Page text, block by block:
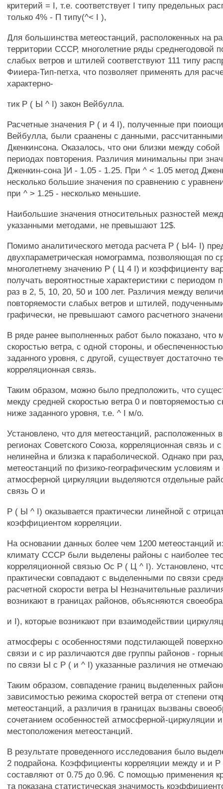
критерий = I, т.е. соответствует I типу предельных
только 4% - П типу(^< I ),
Для большинства метеостанций, располокенных на
территории СССР, многолетние ряды среднегодовой
слабых ветров и штилей соответствуют 111 типу
Фииера-Тип-петха, что позволяет применять для
характерно-
тик Р ( Ы ^ I) закон Вейбулла.
Расчетные значения Р ( и 4 I), полученные при
Вейбулла, были сраанены с данными,
Дкенкинсона. Оказалось, что они близки между собой
периодах повторения. Различия минимальны при
Дженкин-сона ]И - 1.05 - 1.25. При ^ < 1.05 метод
несколько большие значения по сравнению с
при ^ > 1.25 - несколько меньшие.
Наибольшие значения относительных разностей
указанными методами, не превышают 12$.
Помимо аналитического метода расчета Р ( Ы4- I)
двухпараметрическая номограмма, позволяющая по
многолетнему значению Р ( Ц 4 I) и коэффициенту
получать вероятностные характеристики с периодом
раз в 2, 5, 10, 20, 50 и 100 лет. Различия между
повторяемости слабых ветров и штилей,
графически, не превышают самого расчетного
В ряде ранее выполненных работ было показано, что
скоростью ветра, с одной стороны, и
заданного уровня, с другой, существует достаточно
корреляционная связь.
Таким образом, можно было предположить, что
мекду средней скоростью ветра 0 и повторяемостью
ниже заданного уровня, т.е. ^ I м/о.
Установлено, что для метеостанций, расположенных
регионах Советского Союза, корреляционная связь и
нелинейна и близка к параболической. Однако при
метеостанций по физико-географическим условиям и
атмосферной циркуляции выделяются отдельные
связь О и
Р ( Ы ^ I) оказывается практически линейной с
коэффициентом корреляции.
На основании данных более чем 1200 метеостанций
климату СССР были выделены районы с наиболее
корреляционной связью Ос Р ( Ц ^ I). Установлено,
практически совпадают с выделенными по связи
расчетной скорости ветра Ы Незначительные
возникают в границах районов, объясняются
и I), которые возникают при взаимодействии
атмосферы с особенностями подстилающей
связи и с ир различаются две группы районов -
по связи Ы с Р ( и ^ I) указанные различия не
Таким образом, совпадение границ выделенных
зависимостью режима скоростей ветра от степени
метеостанций, а различия в границах вызваны
сочетанием особенностей атмосферной-циркуляции
местоположения метеостанций.
В результате проведенного исследования было
2 подрайона. Коэффициенты корреляции между и и
составляют от 0.75 до 0.96. С помощью применения
та показана статистическая значимость